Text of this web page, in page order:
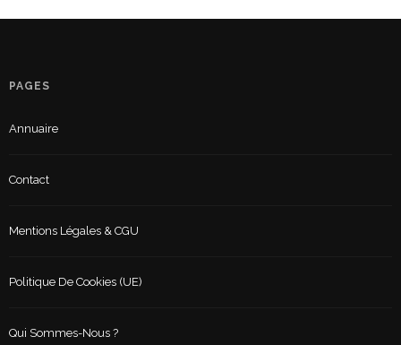
PAGES
Annuaire
Contact
Mentions Légales & CGU
Politique De Cookies (UE)
Qui Sommes-Nous ?